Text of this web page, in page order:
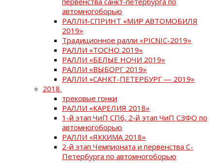
автомногоборью
РАЛЛИ-СПРИНТ «МИР АВТОМОБИЛЯ
2019»
Традиционное ралли «PICNIC-2019»
РАЛЛИ «ТОСНО 2019»
РАЛЛИ «БЕЛЫЕ НОЧИ 2019»
РАЛЛИ «ВЫБОРГ 2019»
РАЛЛИ «САНКТ-ПЕТЕРБУРГ — 2019»
2018
трековые гонки
РАЛЛИ «КАРЕЛИЯ 2018»
1-й этап ЧиП СПб, 2-й этап ЧиП СЗФО по
автомногоборью
РАЛЛИ «ЯККИМА 2018»
2-й этап Чемпионата и первенства С-
Петербурга по автомногоборью